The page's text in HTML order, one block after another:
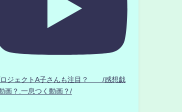
ジェクトA子さんも注目？ /感想戯
画？.一息つく動画？/